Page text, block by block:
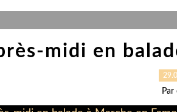
midi en